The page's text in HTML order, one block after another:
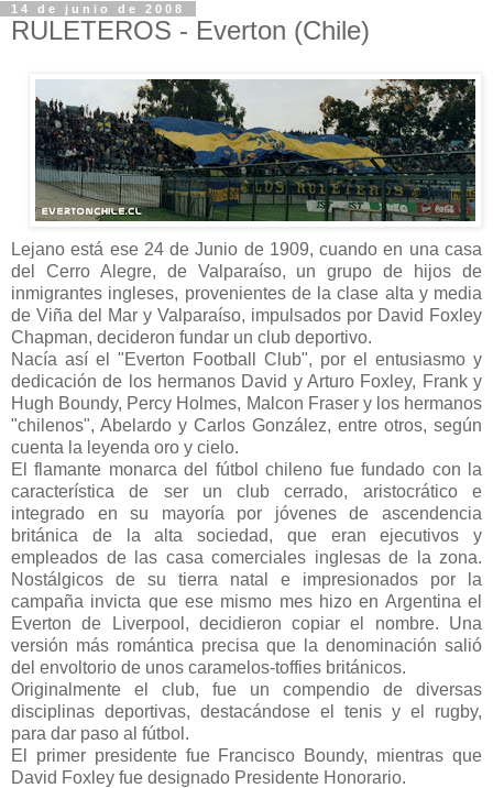
14 de junio de 2008
RULETEROS - Everton (Chile)
Lejano está ese 24 de Junio de 1909, cuando en una casa
del Cerro Alegre, de Valparaíso, un grupo de hijos de
inmigrantes ingleses, provenientes de la clase alta y media
de Viña del Mar y Valparaíso, impulsados por David Foxley
Chapman, decideron fundar un club deportivo.
Nacía así el "Everton Football Club", por el entusiasmo y
dedicación de los hermanos David y Arturo Foxley, Frank y
Hugh Boundy, Percy Holmes, Malcon Fraser y los hermanos
"chilenos", Abelardo y Carlos González, entre otros, según
cuenta la leyenda oro y cielo.
El flamante monarca del fútbol chileno fue fundado con la
característica de ser un club cerrado, aristocrático e
integrado en su mayoría por jóvenes de ascendencia
británica de la alta sociedad, que eran ejecutivos y
empleados de las casa comerciales inglesas de la zona.
Nostálgicos de su tierra natal e impresionados por la
campaña invicta que ese mismo mes hizo en Argentina el
Everton de Liverpool, decidieron copiar el nombre. Una
versión más romántica precisa que la denominación salió
del envoltorio de unos caramelos-toffies británicos.
Originalmente el club, fue un compendio de diversas
disciplinas deportivas, destacándose el tenis y el rugby,
para dar paso al fútbol.
El primer presidente fue Francisco Boundy, mientras que
David Foxley fue designado Presidente Honorario.